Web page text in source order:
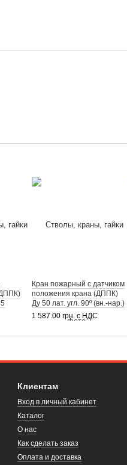
Кран пожарный с датчиком
положения крана (ДППК)
Ду 50 лат. угл. 90º (вн.-нар.)
1 587.00 грн. с НДС
Клиентам
Вход в личный кабинет
Каталог
О нас
Как сделать заказ
Оплата и доставка